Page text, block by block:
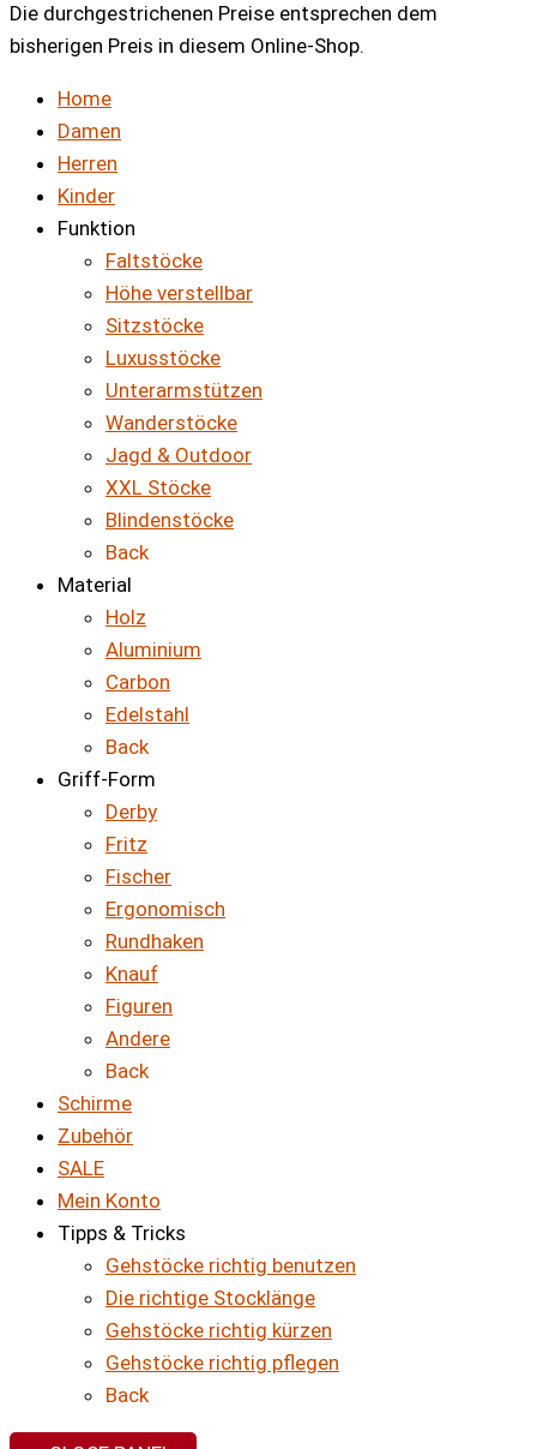
Die durchgestrichenen Preise entsprechen dem
bisherigen Preis in diesem Online-Shop.
Home
Damen
Herren
Kinder
Funktion
Faltstöcke
Höhe verstellbar
Sitzstöcke
Luxusstöcke
Unterarmstützen
Wanderstöcke
Jagd & Outdoor
XXL Stöcke
Blindenstöcke
Back
Material
Holz
Aluminium
Carbon
Edelstahl
Back
Griff-Form
Derby
Fritz
Fischer
Ergonomisch
Rundhaken
Knauf
Figuren
Andere
Back
Schirme
Zubehör
SALE
Mein Konto
Tipps & Tricks
Gehstöcke richtig benutzen
Die richtige Stocklänge
Gehstöcke richtig kürzen
Gehstöcke richtig pflegen
Back